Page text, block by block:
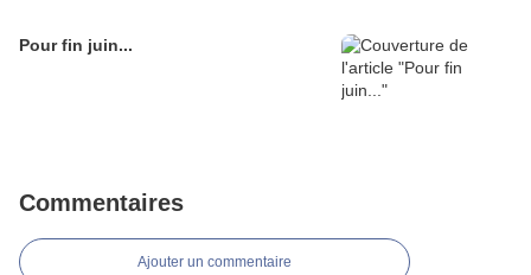
Pour fin juin...
Commentaires
Ajouter un commentaire